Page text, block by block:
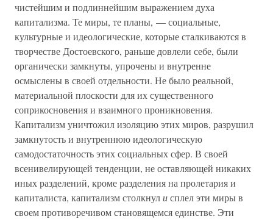
чистейшим и подлиннейшим выражением духа
капитализма. Те миры, те планы, — социальные,
культурные и идеологические, которые сталкиваются в
творчестве Достоевского, раньше довлели себе, были
органически замкнуты, упрочены и внутренне
осмыслены в своей отдельности. Не было реальной,
материальной плоскости для их существенного
соприкосновения и взаимного проникновения.
Капитализм уничтожил изоляцию этих миров, разрушил
замкнутость и внутреннюю идеологическую
самодостаточность этих социальных сфер. В своей
всенивелирующей тенденции, не оставляющей никаких
иных разделений, кроме разделения на пролетария и
капиталиста, капитализм столкнулисплел эти миры в
своем противоречивом становящемся единстве. Эти